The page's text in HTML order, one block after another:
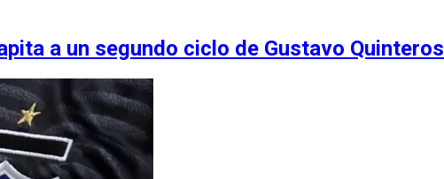
a un segundo ciclo de Gustavo Quinteros